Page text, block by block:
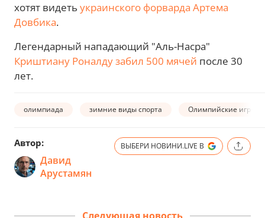
хотят видеть украинского форварда Артема
Довбика.
Легендарный нападающий "Аль-Насра"
Криштиану Роналду забил 500 мячей после 30
лет.
олимпиада зимние виды спорта Олимпийские игры-
Автор:
Давид
Арустамян
ВЫБЕРИ НОВИНИ.LIVE В
Следующая новость